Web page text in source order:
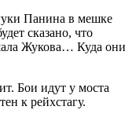
Панина в мешке
сказано, что
Жукова… Куда они
Бои идут у моста
к рейхстагу.